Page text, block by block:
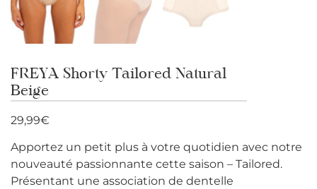
FREYA Shorty Tailored Natural
Beige
29,99€
Apportez un petit plus à votre quotidien avec notre
nouveauté passionnante cette saison – Tailored.
Présentant une association de dentelle